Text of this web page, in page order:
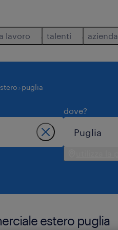
lavoro talenti azienda
puglia
dove?
estero puglia